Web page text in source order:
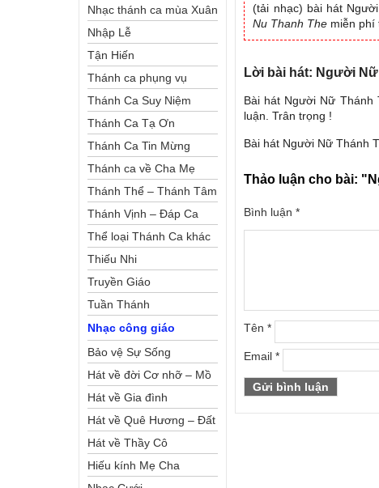
(tải nhạc) bài hát
Nu Thanh The miễn phí
Lời bài hát: Người
Bài hát Người Nữ Thánh
luận. Trân trọng !
Bài hát Người Nữ Thánh
Thảo luận cho bài:
Bình luận*
Tên*
Email*
Nhạc thánh ca mùa Xuân
Nhập Lễ
Tận Hiến
Thánh ca phụng vụ
Thánh Ca Suy Niệm
Thánh Ca Tạ Ơn
Thánh Ca Tin Mừng
Thánh ca về Cha Mẹ
Thánh Thể – Thánh Tâm
Thánh Vịnh – Đáp Ca
Thể loại Thánh Ca khác
Thiếu Nhi
Truyền Giáo
Tuần Thánh
Nhạc công giáo
Bảo vệ Sự Sống
Hát về đời Cơ nhỡ – Mồ
côi
Hát về Gia đình
Hát về Quê Hương – Đất
Nước
Hát về Thầy Cô
Hiếu kính Mẹ Cha